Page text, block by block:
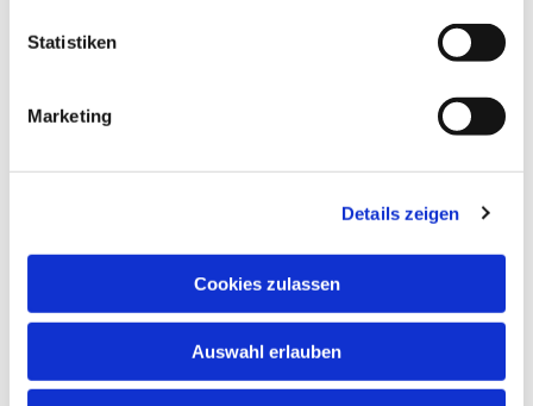
Statistiken
Marketing
Details zeigen
Cookies zulassen
Auswahl erlauben
Dies könnte Sie auch
interessieren